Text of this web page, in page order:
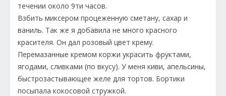
течении около 9ти часов.
Взбить миксером процеженную сметану, сахар и
ваниль. Так же я добавила не много красного
красителя. Он дал розовый цвет крему.
Перемазанные кремом коржи украсить фруктами,
ягодами, сливками (по вкусу). У меня киви, апельсины,
быстрозастывающее желе для тортов. Бортики
посыпала кокосовой стружкой.